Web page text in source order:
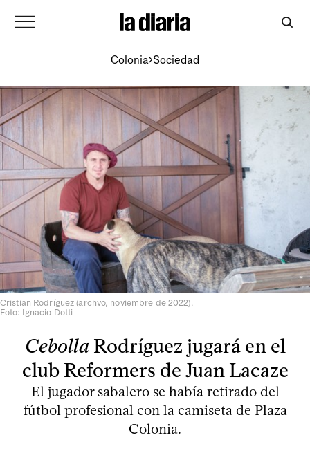
Colonia Sociedad
Cristian Rodríguez (archvo, noviembre de 2022).
Foto: Ignacio Dotti
CebollaRodríguez jugará en el
club Reformers de Juan Lacaze
El jugador sabalero se había retirado del
fútbol profesional con la camiseta de Plaza
Colonia.